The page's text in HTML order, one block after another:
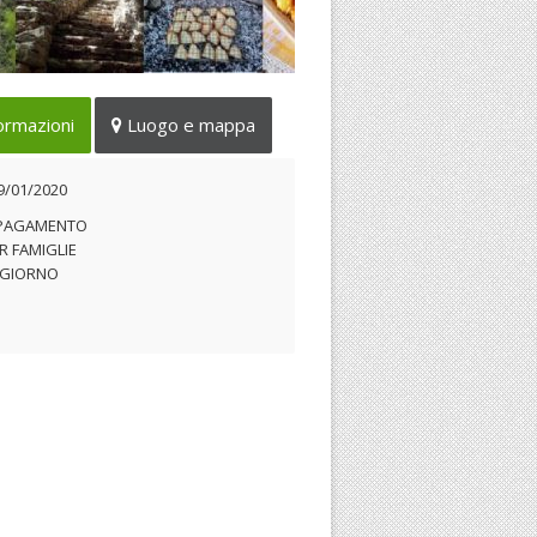
gustosa, piacevole e
camminata nel
01/2020
Luogo e mappa
01/2020
FAMIGLIE